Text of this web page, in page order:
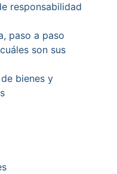
responsabilidad
paso a paso
son sus
bienes y